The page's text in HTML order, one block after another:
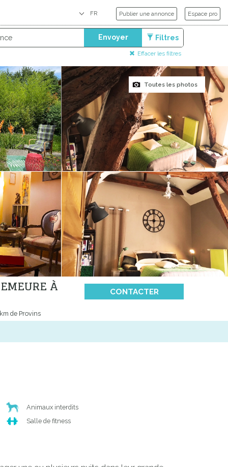
Publier une annonce Espace pro
Envoyer Filtres
Effacer les filtres
Toutes les photos
À
de Provins
CONTACTER
Animaux interdits
Salle de fitness